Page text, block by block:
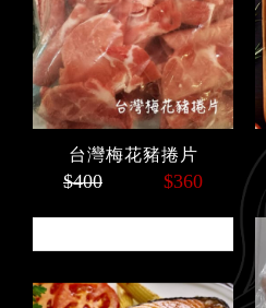
台灣梅花豬捲片
$400 $360